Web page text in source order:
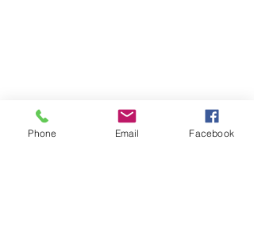
Phone Email Facebook